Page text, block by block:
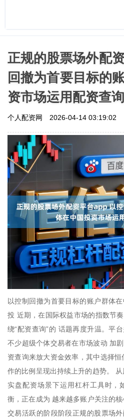
正规的股票场外配
回撤为首要目标的
资市场运用配资查
个人配资网 2026-04-14 03:19:02
以控制回撤为首要目标的账户群体
投 近期，在国际权益市场的指数节
绕“配资查询”的 话题再度升温。平
不少超级个体交易者在市场波动 加
资查询来放大资金效率，其中选择
作的比例呈现出持续上升的趋势。
实盘配资场景下运用杠杆工具时，
衡，正在成为 越来越多账户关注的
交易活跃的阶段阶段正规的股票场